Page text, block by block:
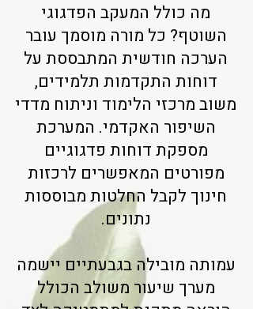
מה כולל המעקב הפדגוגי
השוטף? כל מורה מוסמך עובר
הערכה חודשית המתבססת על
דוחות התקדמות תלמידים,
משוב מרכזי הלימוד וניתוח מדדי
השיפור האקדמי. המערכת
מספקת דוחות פדגוגיים
מפורטים המאפשרים לרכזות
חינוך לקבל החלטות מבוססות
נתונים.
עמותה מובילה בגבעתיים יישמה
מערך שיעור משולב הכולל